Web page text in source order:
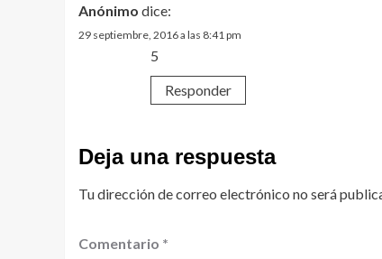
Anónimo dice:
29 septiembre, 2016 a las 8:41 pm
5
Responder
Deja una respuesta
Tu dirección de correo electrónico no será
Comentario *